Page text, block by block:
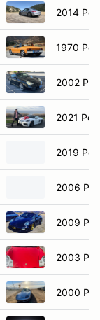
2014
1970
2002
2021
2019
2006
2009
2003
2000